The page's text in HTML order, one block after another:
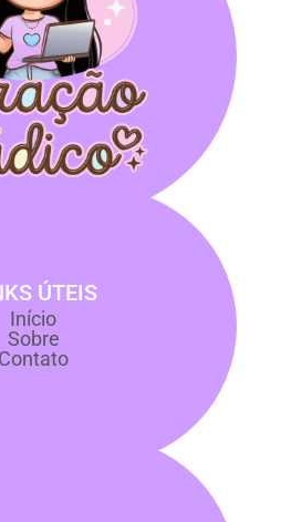
ÚTEIS
Início
Sobre
Contato